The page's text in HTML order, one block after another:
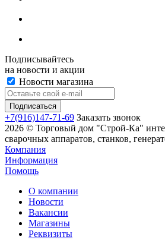
Подписывайтесь
на новости и акции
Новости магазина
+7(916)147-71-69 Заказать звонок
2026 © Торговый дом "Строй-Ка"
сварочных аппаратов, станков,
Компания
Информация
Помощь
О компании
Новости
Вакансии
Магазины
Реквизиты